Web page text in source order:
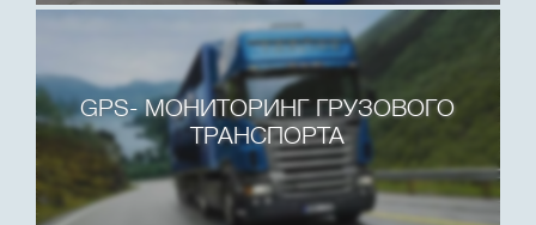
GPS- МОНИТОРИНГ ГРУЗОВОГО
ТРАНСПОРТА